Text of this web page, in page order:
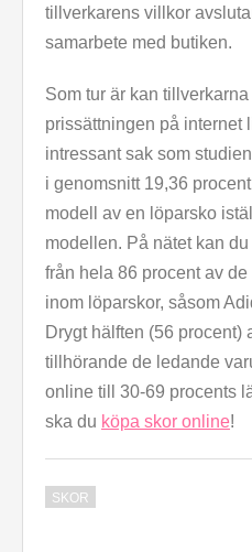
tillverkarens villkor
samarbete med butiken.
Som tur är kan
prissättningen på internet
intressant sak som
i genomsnitt 19,36
modell av en löparsko
modellen. På nätet kan
från hela 86 procent av
inom löparskor, såsom
Drygt hälften (56 procent)
tillhörande de ledande
online till 30-69 procents
ska du köpa skor online!
SKOR